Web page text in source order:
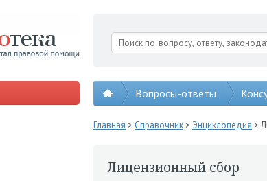
Вопросы-ответы
Главная > Справочник> Энциклопедия >
Лицензионный сбор